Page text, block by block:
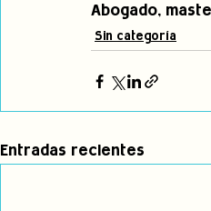
Abogado,
Sin categoría
Entradas recientes